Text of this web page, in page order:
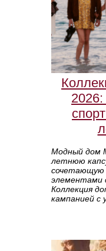
2026:
Модный дом
летнюю
сочетающую
элементами
Коллекция
кампанией с